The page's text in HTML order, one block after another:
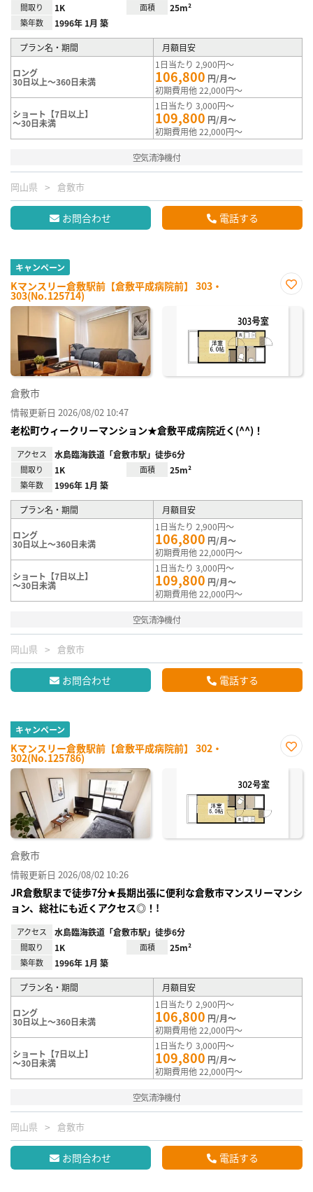
間取り 1K 面積 25m²
築年数 1996年 1月 築
プラン名・期間 月額目安
ロング
30日以上～360日未満
1日当たり 2,900円～
106,800 円/月～
初期費用他 22,000円～
ショート【7日以上】
～30日未満
1日当たり 3,000円～
109,800 円/月～
初期費用他 22,000円～
空気清浄機付
岡山県 倉敷市
お問合わせ 電話する
キャンペーン
Kマンスリー倉敷駅前【倉敷平成病院前】 303・
303(No.125714)
に入
倉敷市
情報更新日 2026/08/02 10:47
老松町ウィークリーマンション★倉敷平成病院近く(^^)！
アクセス 水島臨海鉄道「倉敷市駅」徒歩6分
間取り 1K 面積 25m²
築年数 1996年 1月 築
プラン名・期間 月額目安
ロング
30日以上～360日未満
1日当たり 2,900円～
106,800 円/月～
初期費用他 22,000円～
ショート【7日以上】
～30日未満
1日当たり 3,000円～
109,800 円/月～
初期費用他 22,000円～
空気清浄機付
岡山県 倉敷市
お問合わせ 電話する
キャンペーン
Kマンスリー倉敷駅前【倉敷平成病院前】 302・
302(No.125786)
に入
倉敷市
情報更新日 2026/08/02 10:26
JR倉敷駅まで徒歩7分★長期出張に便利な倉敷市マンスリーマンシ
ョン、総社にも近くアクセス◎！!
アクセス 水島臨海鉄道「倉敷市駅」徒歩6分
間取り 1K 面積 25m²
築年数 1996年 1月 築
プラン名・期間 月額目安
ロング
30日以上～360日未満
1日当たり 2,900円～
106,800 円/月～
初期費用他 22,000円～
ショート【7日以上】
～30日未満
1日当たり 3,000円～
109,800 円/月～
初期費用他 22,000円～
空気清浄機付
岡山県 倉敷市
お問合わせ 電話する